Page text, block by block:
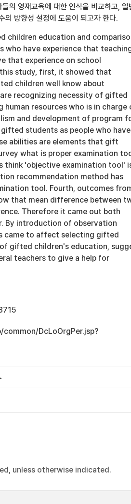
의 영재교육에 대한 인식을 비교하고, 일
의 방향성 설정에 도움이 되고자 한다.
children education and
who have experience that
that experience on school
study, first, it showed that
children well know about
recognizing necessity of gifted
resources who is in charge
and development of program
students as people who have
abilities are elements that gift
what is proper examination
think 'objective examination tool'
recommendation method has
tool. Fourth, outcomes
that mean difference between
Therefore it came out both
By introduction of observation
came to affect selecting gifted
gifted children's education,
teachers to give a help for
DcLoOrgPer.jsp?
unless otherwise indicated.